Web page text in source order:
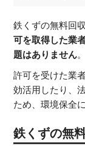
混合廃棄物A
鉄くずの無料回
可を取得した業
題はありません。
許可を受けた業
効活用したり、
ため、環境保全
鉄くずの無